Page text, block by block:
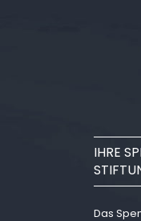
IHRE
Das